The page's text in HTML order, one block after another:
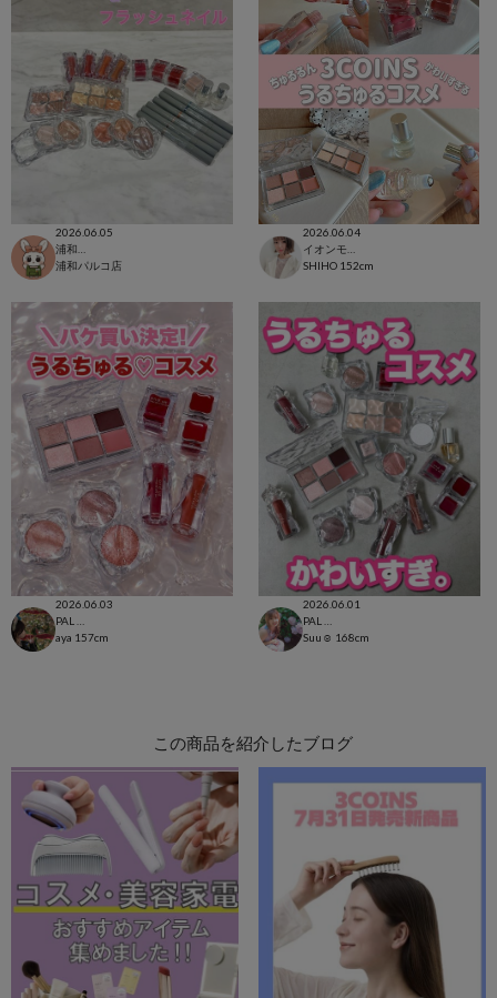
2026.06.05
浦和パルコ店
2026.06.04
SHIHO 152cm
2026.06.03
aya 157cm
2026.06.01
Suu☺︎ 168cm
この商品を紹介したブログ